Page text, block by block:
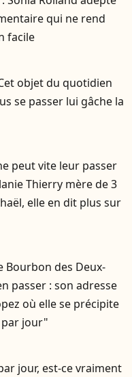
qui ne rend
facile
objet du quotidien
se passer lui gâche la
peut vite leur passer
Thierry mère de 3
elle en dit plus sur
Bourbon des Deux-
passer : son adresse
où elle se précipite
jour"
jour, est-ce vraiment